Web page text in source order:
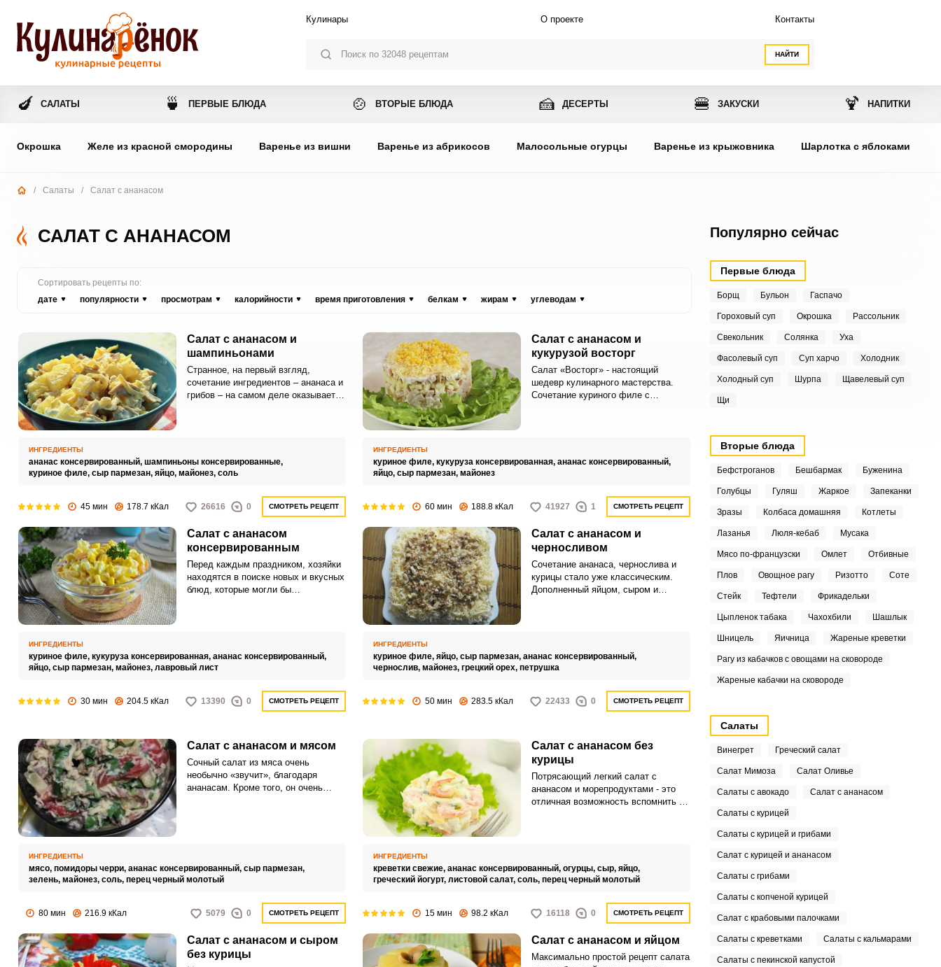
НАЙТИ
Кулинары О проекте Контакты
🍆 САЛАТЫ 🍵 ПЕРВЫЕ БЛЮДА 🍲 ВТОРЫЕ БЛЮДА 🍰 ДЕСЕРТЫ 🍔 ЗАКУСКИ 🍹 НАПИТКИ
Окрошка Желе из красной смородины Варенье из вишни Варенье из абрикосов Малосольные огурцы Варенье из крыжовника Шарлотка с яблоками
/ Салаты / Салат с ананасом
САЛАТ С АНАНАСОМ
Сортировать рецепты по:
дате
популярности просмотрам калорийности время приготовления белкам жирам углеводам
Салат с ананасом и
шампиньонами
Странное, на первый взгляд,
сочетание ингредиентов – ананаса и
грибов – на самом деле оказывается
ИНГРЕДИЕНТЫ
ананас консервированный, шампиньоны консервированные,
куриное филе, сыр пармезан, яйцо, майонез, соль
45 мин 178.7 кКал 26616 0 СМОТРЕТЬ РЕЦЕПТ
Салат с ананасом и
кукурузой восторг
Салат «Восторг» - настоящий
шедевр кулинарного мастерства.
Сочетание куриного филе с
ИНГРЕДИЕНТЫ
куриное филе, кукуруза консервированная, ананас консервированный,
яйцо, сыр пармезан, майонез
60 мин 188.8 кКал 41927 1 СМОТРЕТЬ РЕЦЕПТ
Салат с ананасом
консервированным
Перед каждым праздником, хозяйки
находятся в поиске новых и вкусных
блюд, которые могли бы
ИНГРЕДИЕНТЫ
куриное филе, кукуруза консервированная, ананас консервированный,
яйцо, сыр пармезан, майонез, лавровый лист
30 мин 204.5 кКал 13390 0 СМОТРЕТЬ РЕЦЕПТ
Салат с ананасом и
черносливом
Сочетание ананаса, чернослива и
курицы стало уже классическим.
Дополненный яйцом, сыром и
ИНГРЕДИЕНТЫ
куриное филе, яйцо, сыр пармезан, ананас консервированный,
чернослив, майонез, грецкий орех, петрушка
50 мин 283.5 кКал 22433 0 СМОТРЕТЬ РЕЦЕПТ
Салат с ананасом и мясом
Сочный салат из мяса очень
необычно «звучит», благодаря
ананасам. Кроме того, он очень
ИНГРЕДИЕНТЫ
мясо, помидоры черри, ананас консервированный, сыр пармезан,
зелень, майонез, соль, перец черный молотый
80 мин 216.9 кКал 5079 0 СМОТРЕТЬ РЕЦЕПТ
Салат с ананасом без
курицы
Потрясающий легкий салат с
ананасом и морепродуктами - это
отличная возможность вспомнить об
заправлено греческим йогуртом,
который идеально сочетается со
салата более интересным и
сбалансированным.
ИНГРЕДИЕНТЫ
креветки свежие, ананас консервированный, огурцы, сыр, яйцо,
греческий йогурт, листовой салат, соль, перец черный молотый
15 мин 98.2 кКал 16118 0 СМОТРЕТЬ РЕЦЕПТ
Салат с ананасом и сыром
без курицы
Салат с ананасом и яйцом
Максимально простой рецепт салата
Популярно сейчас
Первые блюда
Борщ Бульон Гаспачо
Гороховый суп Окрошка Рассольник
Свекольник Солянка Уха
Фасолевый суп Суп харчо Холодник
Холодный суп Шурпа Щавелевый суп
Щи
Вторые блюда
Бефстроганов Бешбармак Буженина
Голубцы Гуляш Жаркое Запеканки
Зразы Колбаса домашняя Котлеты
Лазанья Люля-кебаб Мусака
Мясо по-французски Омлет Отбивные
Плов Овощное рагу Ризотто Соте
Стейк Тефтели Фрикадельки
Цыпленок табака Чахохбили Шашлык
Шницель Яичница Жареные креветки
Рагу из кабачков с овощами на сковороде
Жареные кабачки на сковороде
Салаты
Винегрет Греческий салат
Салат Мимоза Салат Оливье
Салаты с авокадо Салат с ананасом
Салаты с курицей
Салаты с курицей и грибами
Салат с курицей и ананасом
Салаты с грибами
Салаты с копченой курицей
Салат с крабовыми палочками
Салаты с креветками Салаты с кальмарами
Салаты с пекинской капустой